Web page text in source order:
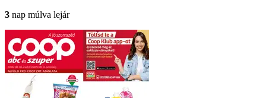
3 nap múlva lejár